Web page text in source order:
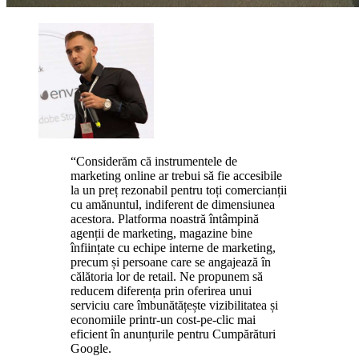
“Considerăm că instrumentele de
marketing online ar trebui să fie accesibile
la un preț rezonabil pentru toți comercianții
cu amănuntul, indiferent de dimensiunea
acestora. Platforma noastră întâmpină
agenții de marketing, magazine bine
înființate cu echipe interne de marketing,
precum și persoane care se angajează în
călătoria lor de retail. Ne propunem să
reducem diferența prin oferirea unui
serviciu care îmbunătățește vizibilitatea și
economiile printr-un cost-pe-clic mai
eficient în anunțurile pentru Cumpărături
Google.